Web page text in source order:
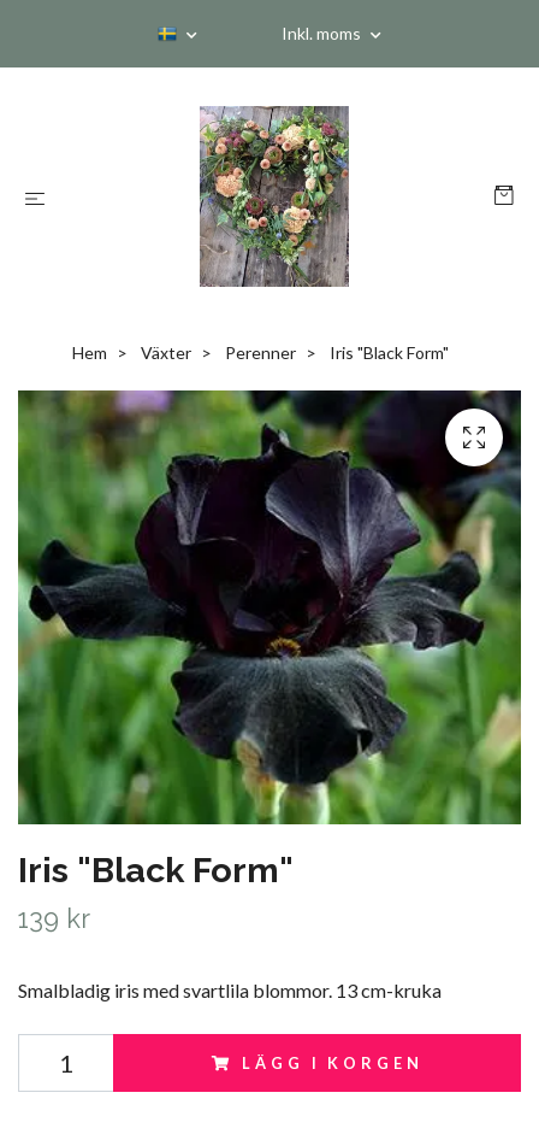
Inkl. moms
Hem Växter Perenner Iris "Black Form"
Iris "Black Form"
139 kr
Smalbladig iris med svartlila blommor. 13 cm-kruka
LÄGG I KORGEN